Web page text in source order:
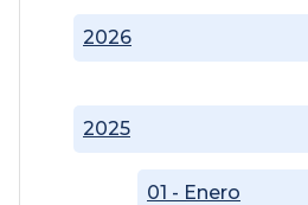
2025
01 - Enero
2026